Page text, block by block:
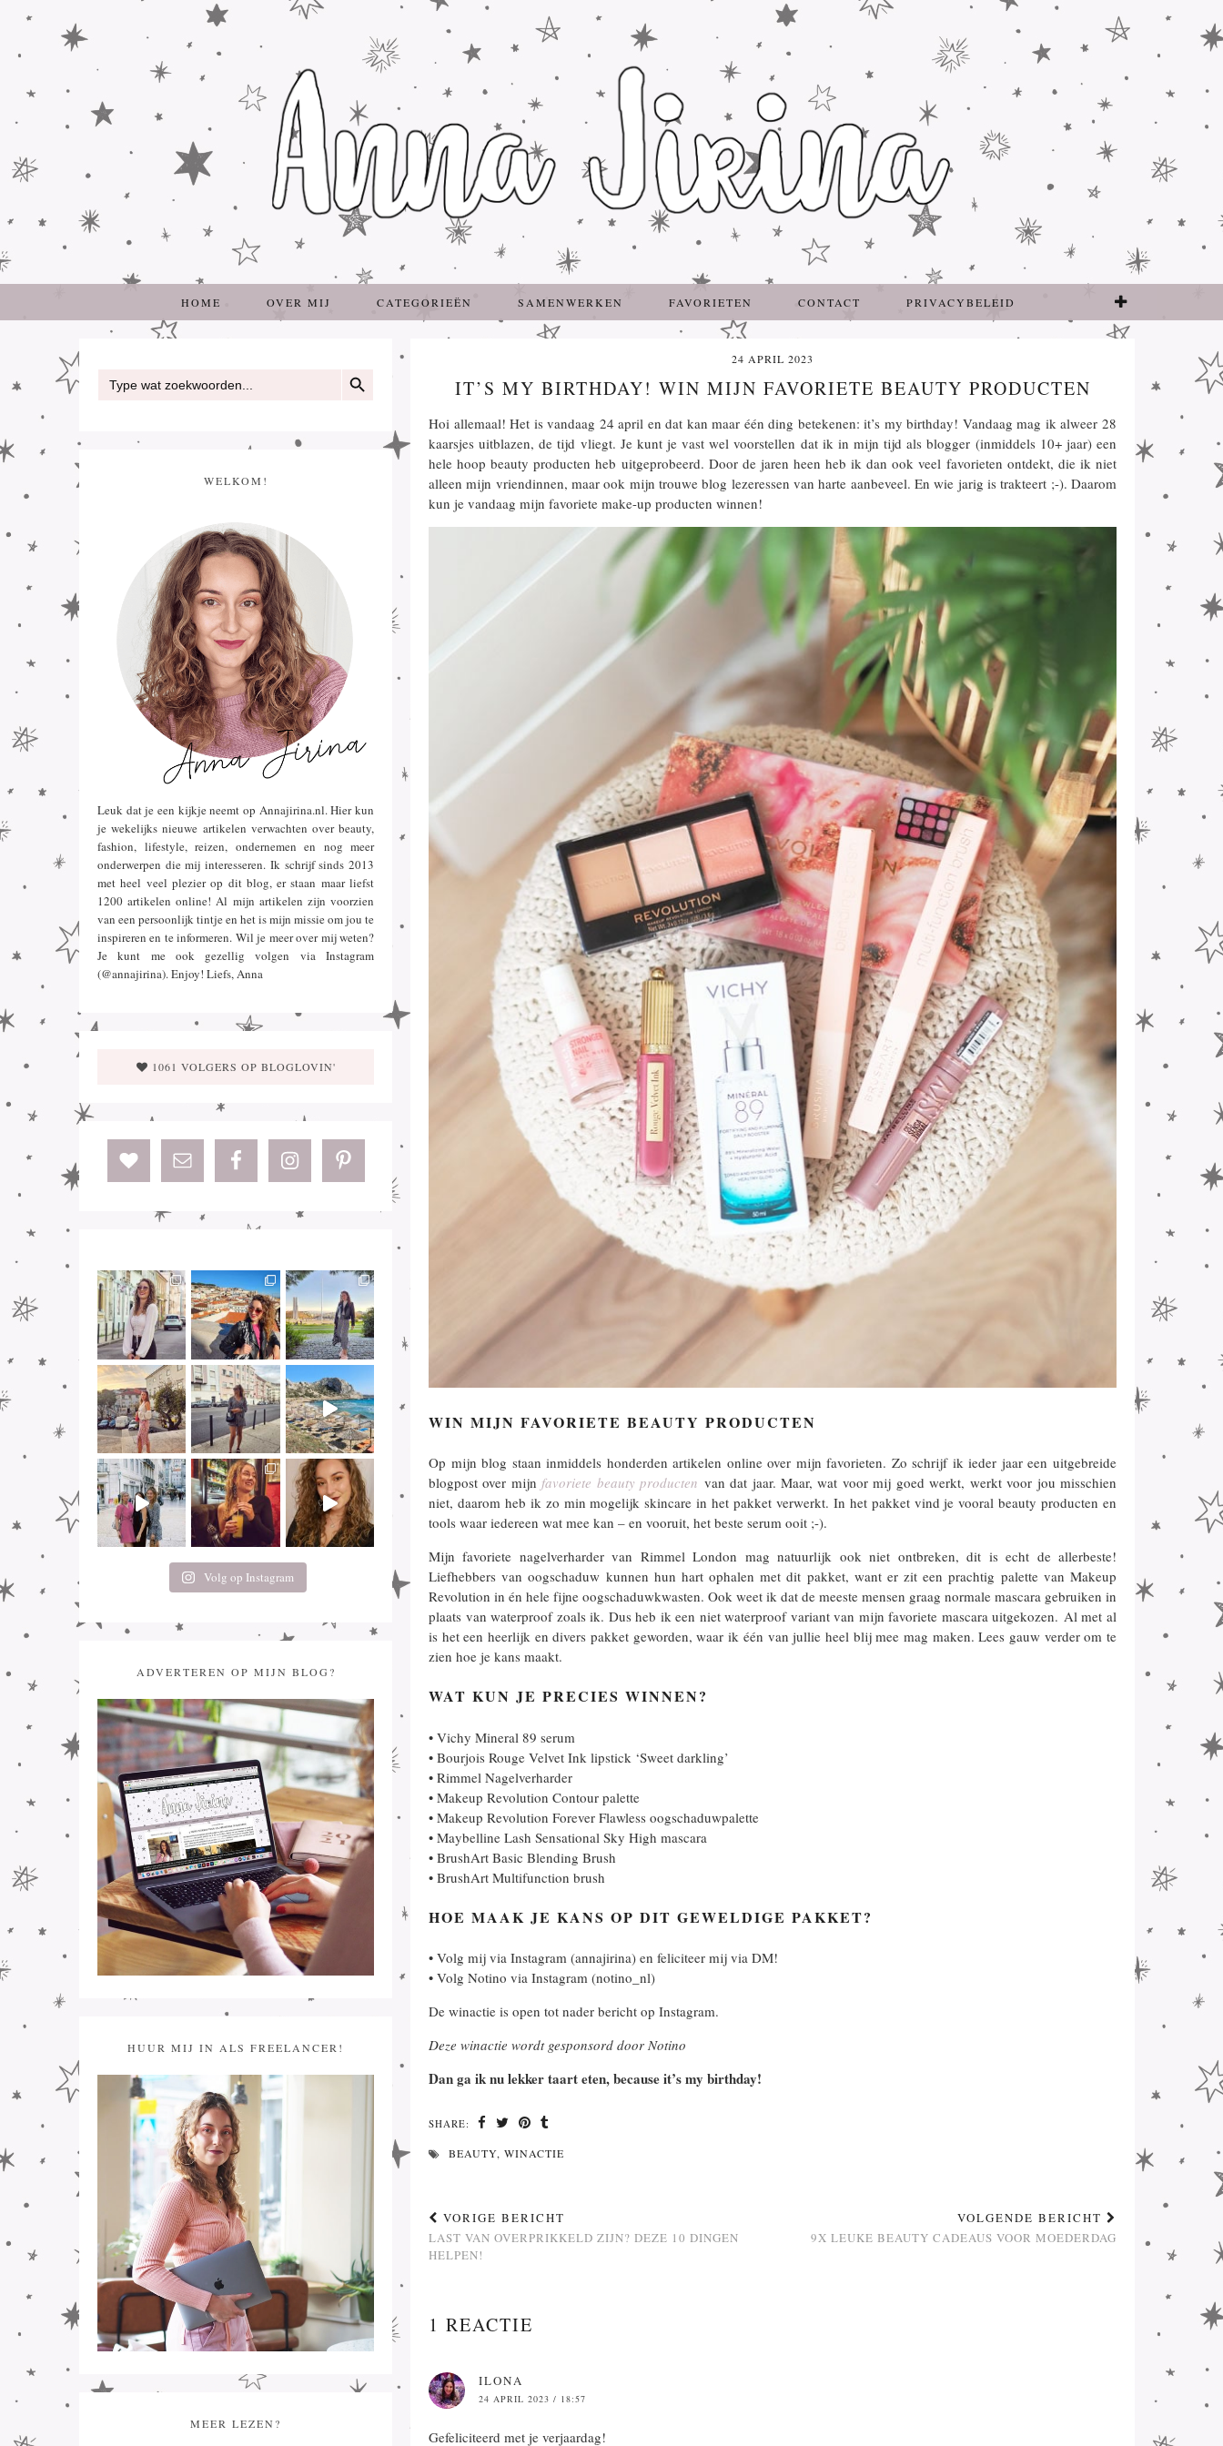
HOME OVER MIJ CATEGORIEËN SAMENWERKEN FAVORIETEN CONTACT PRIVACYBELEID
24 APRIL 2023
IT’S MY BIRTHDAY! WIN MIJN FAVORIETE BEAUTY PRODUCTEN
Hoi allemaal! Het is vandaag 24 april en dat kan maar één ding betekenen: it’s my birthday! Vandaag mag ik alweer 28
kaarsjes uitblazen, de tijd vliegt. Je kunt je vast wel voorstellen dat ik in mijn tijd als blogger (inmiddels 10+ jaar) een
hele hoop beauty producten heb uitgeprobeerd. Door de jaren heen heb ik dan ook veel favorieten ontdekt, die ik niet
alleen mijn vriendinnen, maar ook mijn trouwe blog lezeressen van harte aanbeveel. En wie jarig is trakteert ;-). Daarom
kun je vandaag mijn favoriete make-up producten winnen!
WIN MIJN FAVORIETE BEAUTY PRODUCTEN
Op mijn blog staan inmiddels honderden artikelen online over mijn favorieten. Zo schrijf ik ieder jaar een uitgebreide
blogpost over mijn favoriete beauty producten van dat jaar. Maar, wat voor mij goed werkt, werkt voor jou misschien
niet, daarom heb ik zo min mogelijk skincare in het pakket verwerkt. In het pakket vind je vooral beauty producten en
tools waar iedereen wat mee kan – en vooruit, het beste serum ooit ;-).
Mijn favoriete nagelverharder van Rimmel London mag natuurlijk ook niet ontbreken, dit is echt de allerbeste!
Liefhebbers van oogschaduw kunnen hun hart ophalen met dit pakket, want er zit een prachtig palette van Makeup
Revolution in én hele fijne oogschaduwkwasten. Ook weet ik dat de meeste mensen graag normale mascara gebruiken in
plaats van waterproof zoals ik. Dus heb ik een niet waterproof variant van mijn favoriete mascara uitgekozen. Al met al
is het een heerlijk en divers pakket geworden, waar ik één van jullie heel blij mee mag maken. Lees gauw verder om te
zien hoe je kans maakt.
WAT KUN JE PRECIES WINNEN?
• Vichy Mineral 89 serum
• Bourjois Rouge Velvet Ink lipstick ‘Sweet darkling’
• Rimmel Nagelverharder
• Makeup Revolution Contour palette
• Makeup Revolution Forever Flawless oogschaduwpalette
• Maybelline Lash Sensational Sky High mascara
• BrushArt Basic Blending Brush
• BrushArt Multifunction brush
HOE MAAK JE KANS OP DIT GEWELDIGE PAKKET?
• Volg mij via Instagram (annajirina) en feliciteer mij via DM!
• Volg Notino via Instagram (notino_nl)
De winactie is open tot nader bericht op Instagram.
Deze winactie wordt gesponsord door Notino
Dan ga ik nu lekker taart eten, because it’s my birthday!
SHARE:
BEAUTY, WINACTIE
VORIGE BERICHT
LAST VAN OVERPRIKKELD ZIJN? DEZE 10 DINGEN
HELPEN!
VOLGENDE BERICHT
9X LEUKE BEAUTY CADEAUS VOOR MOEDERDAG
1 REACTIE
ILONA
24 APRIL 2023 / 18:57
Gefeliciteerd met je verjaardag!
naar:
WELKOM!
Leuk dat je een kijkje neemt op Annajirina.nl. Hier kun
je wekelijks nieuwe artikelen verwachten over beauty,
fashion, lifestyle, reizen, ondernemen en nog meer
onderwerpen die mij interesseren. Ik schrijf sinds 2013
met heel veel plezier op dit blog, er staan maar liefst
1200 artikelen online! Al mijn artikelen zijn voorzien
van een persoonlijk tintje en het is mijn missie om jou te
inspireren en te informeren. Wil je meer over mij weten?
Je kunt me ook gezellig volgen via Instagram
(@annajirina). Enjoy! Liefs, Anna
1061 VOLGERS OP BLOGLOVIN'
Volg op Instagram
ADVERTEREN OP MIJN BLOG?
HUUR MIJ IN ALS FREELANCER!
MEER LEZEN?